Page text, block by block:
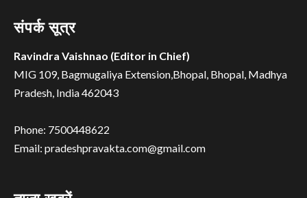
संपर्क सूत्र
Ravindra Vaishnao (Editor in Chief)
MIG 109, Bagmugaliya Extension,Bhopal, Bhopal, Madhya
Pradesh, India 462043
Phone: 7500448622
Email: pradeshpravakta.com@gmail.com